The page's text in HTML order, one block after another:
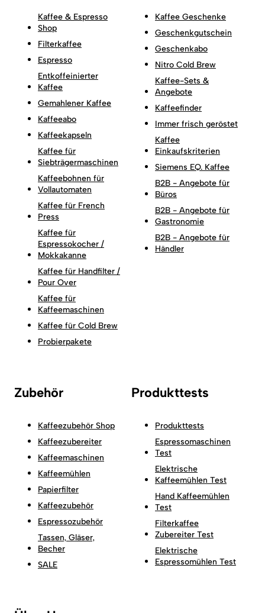
Kaffee & Espresso
Shop
Filterkaffee
Espresso
Entkoffeinierter
Kaffee
Gemahlener Kaffee
Kaffeeabo
Kaffeekapseln
Kaffee für
Siebträgermaschinen
Kaffeebohnen für
Vollautomaten
Kaffee für French
Press
Kaffee für
Espressokocher /
Mokkakanne
Kaffee für Handfilter /
Pour Over
Kaffee für
Kaffeemaschinen
Kaffee für Cold Brew
Probierpakete
Kaffee Geschenke
Geschenkgutschein
Geschenkabo
Nitro Cold Brew
Kaffee-Sets &
Angebote
Kaffeefinder
Immer frisch geröstet
Kaffee
Einkaufskriterien
Siemens EQ. Kaffee
B2B - Angebote für
Büros
B2B - Angebote für
Gastronomie
B2B - Angebote für
Händler
Zubehör
Kaffeezubehör Shop
Kaffeezubereiter
Kaffeemaschinen
Kaffeemühlen
Papierfilter
Kaffeezubehör
Espressozubehör
Tassen, Gläser,
Becher
SALE
Produkttests
Produkttests
Espressomaschinen
Test
Elektrische
Kaffeemühlen Test
Hand Kaffeemühlen
Test
Filterkaffee
Zubereiter Test
Elektrische
Espressomühlen Test